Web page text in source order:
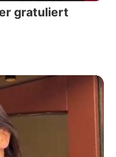
gratuliert